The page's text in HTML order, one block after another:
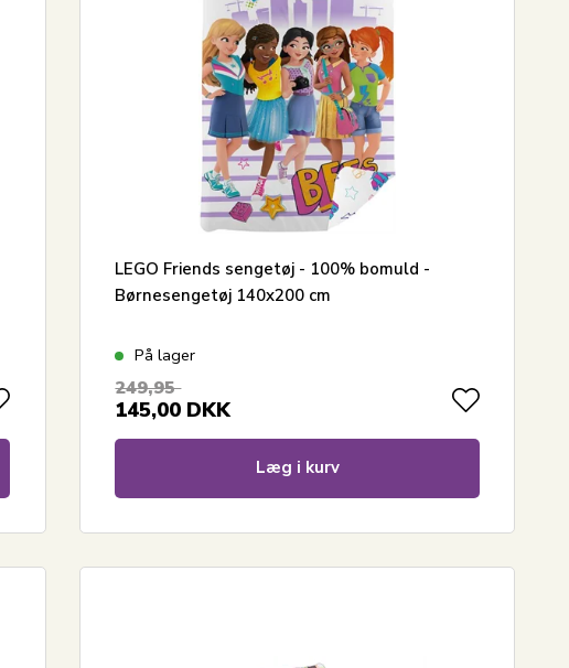
LEGO Friends sengetøj - 100% bomuld -
Børnesengetøj 140x200 cm
På lager
249,95
145,00 DKK
Læg i kurv